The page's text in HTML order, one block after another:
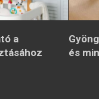
a
és